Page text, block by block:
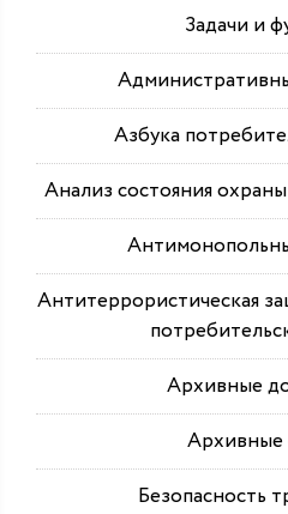
Задачи и
Азбука
Анализ состояния
Антитеррористическая
Архивные
Безопасность